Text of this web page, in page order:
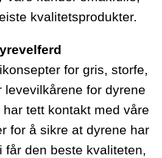
kvalitetsprodukter.
for gris, storfe,
levevilkårene for dyrene
tett kontakt med våre
for å sikre at dyrene har
får den beste kvaliteten,